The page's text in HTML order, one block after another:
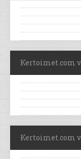
Kertoimet.com
Kertoimet.com